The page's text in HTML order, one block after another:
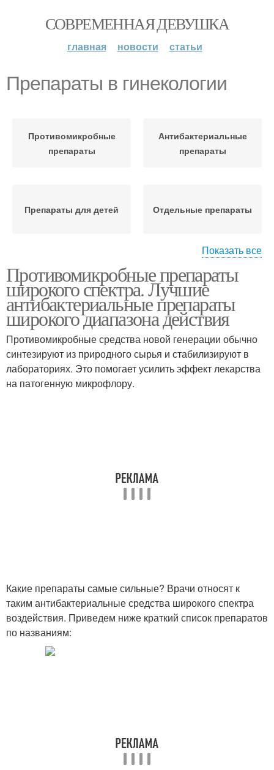
СОВРЕМЕННАЯ ДЕВУШКА
главная новости статьи
Препараты в гинекологии
Противомикробные
препараты
Антибактериальные
препараты
Препараты для детей Отдельные препараты
Препараты для горла
Показать все
Противомикробные препараты
широкого спектра. Лучшие
антибактериальные препараты
широкого диапазона действия
Противомикробные средства новой генерации обычно
синтезируют из природного сырья и стабилизируют в
лабораториях. Это помогает усилить эффект лекарства
на патогенную микрофлору.
Какие препараты самые сильные? Врачи относят к
таким антибактериальные средства широкого спектра
воздействия. Приведем ниже краткий список препаратов
по названиям: